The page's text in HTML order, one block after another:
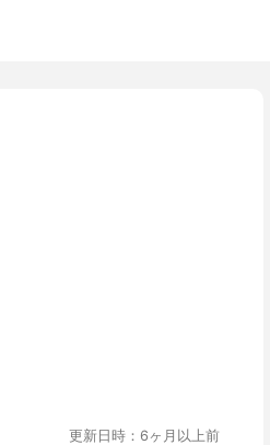
更新日時：6ヶ月以上前